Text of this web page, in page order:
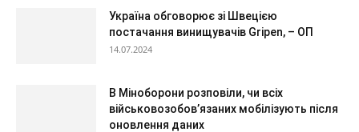
Україна обговорює зі Швецією
постачання винищувачів Gripen, – ОП
14.07.2024
В Міноборони розповіли, чи всіх
військовозобов’язаних мобілізують після
оновлення даних